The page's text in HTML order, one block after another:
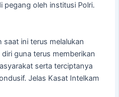
pegang oleh institusi Polri.
saat ini terus melalukan
guna terus memberikan
serta terciptanya
Jelas Kasat Intelkam